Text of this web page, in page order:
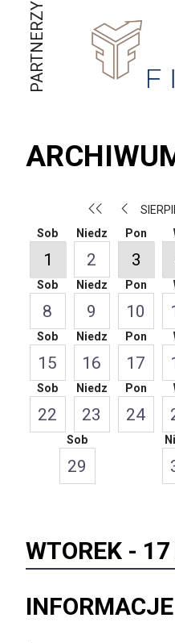
PARTNERZY
Sob
1
Niedz
2
Pon
3
Sob
8
Niedz
9
Pon
10
Sob
15
Niedz
16
Pon
17
Sob
22
Niedz
23
Pon
24
Sob
29
WTOREK -
INFORMACJE